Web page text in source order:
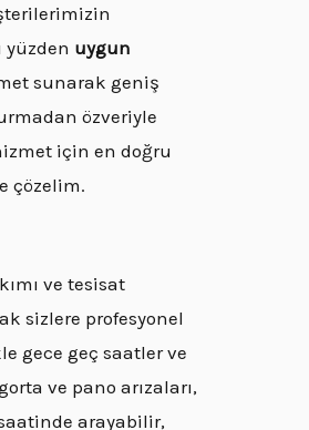
uygun
sunarak geniş
özveriyle
için en doğru
çözelim.
ve tesisat
sizlere profesyonel
gece geç saatler ve
ve pano arızaları,
arayabilir,